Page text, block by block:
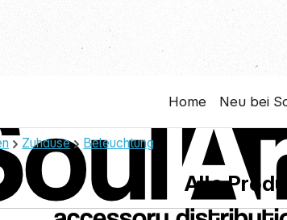
Home Neu bei
Zuhause Beleuchtung
Alle